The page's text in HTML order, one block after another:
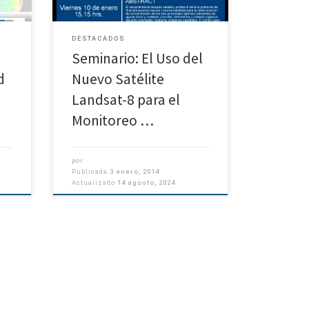
Monitoreo de […]
DESTACADOS
Seminario: El Uso del
Nuevo Satélite
Landsat-8 para el
Monitoreo …
por
Publicada 3 enero, 2014
Actualizado 14 agosto, 2024